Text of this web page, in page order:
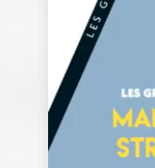
LES
RACHEL
-- Ouvrage
Labellisation